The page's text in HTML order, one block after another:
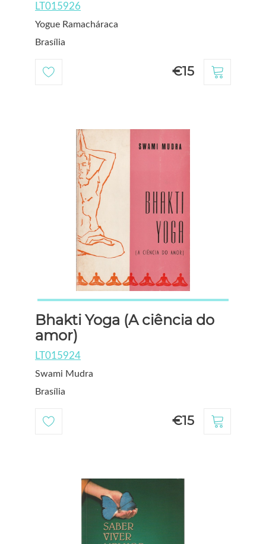
LT015926
Yogue Ramacháraca
Brasília
€15
Bhakti Yoga (A ciência do
amor)
LT015924
Swami Mudra
Brasília
€15